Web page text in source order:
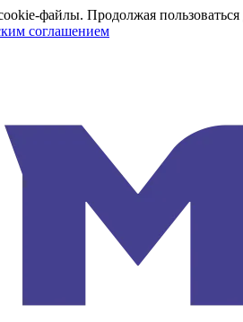
файлы. Продолжая
соглашением